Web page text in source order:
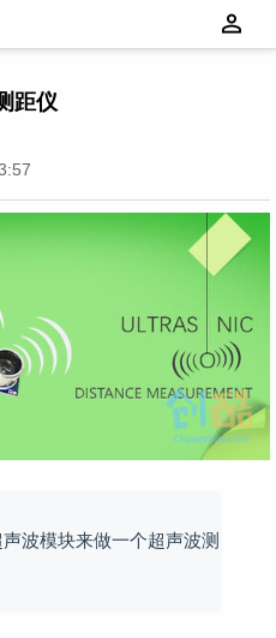
距仪
波模块来做一个超声波测